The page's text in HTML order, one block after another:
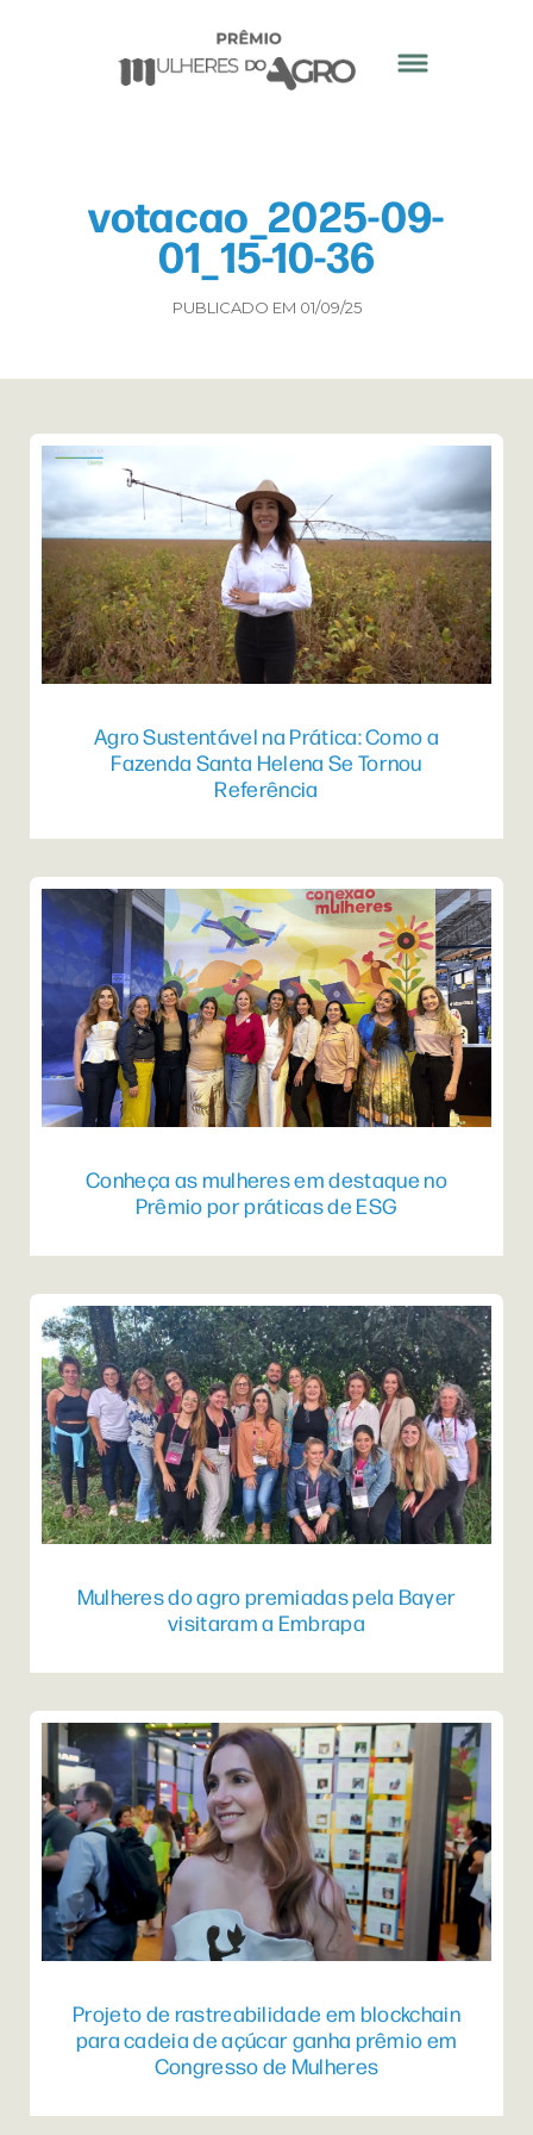
votacao_2025-09-
01_15-10-36
PUBLICADO EM 01/09/25
Agro Sustentável na Prática: Como a
Fazenda Santa Helena Se Tornou
Referência
Conheça as mulheres em destaque no
Prêmio por práticas de ESG
Mulheres do agro premiadas pela Bayer
visitaram a Embrapa
Projeto de rastreabilidade em blockchain
para cadeia de açúcar ganha prêmio em
Congresso de Mulheres